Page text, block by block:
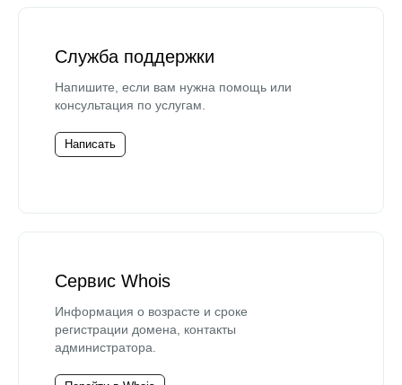
Служба поддержки
Напишите, если вам нужна помощь или
консультация по услугам.
Написать
Сервис Whois
Информация о возрасте и сроке
регистрации домена, контакты
администратора.